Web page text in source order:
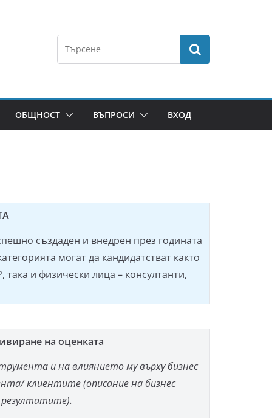
ОБЩНОСТ ВЪПРОСИ ВХОД
създаден и внедрен през годината
могат да кандидатстват както
и физически лица – консултанти,
на оценката
и на влиянието му върху бизнес
клиентите (описание на бизнес
резултатите).